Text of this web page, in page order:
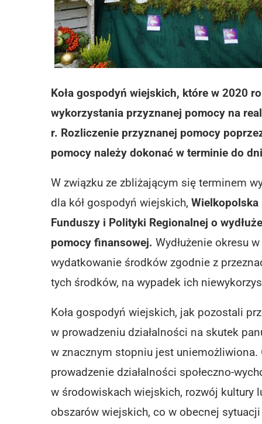
Koła gospodyń wiejskich, które w 2020
wykorzystania przyznanej pomocy na
r. Rozliczenie przyznanej pomocy
pomocy należy dokonać w terminie do
W związku ze zbliżającym się terminem
dla kół gospodyń wiejskich, Wielkopolska
Funduszy i Polityki Regionalnej o
pomocy finansowej. Wydłużenie okresu
wydatkowanie środków zgodnie z
tych środków, na wypadek ich
Koła gospodyń wiejskich, jak pozostali
w prowadzeniu działalności na skutek
w znacznym stopniu jest
prowadzenie działalności społeczno-
w środowiskach wiejskich, rozwój kultury
obszarów wiejskich, co w obecnej